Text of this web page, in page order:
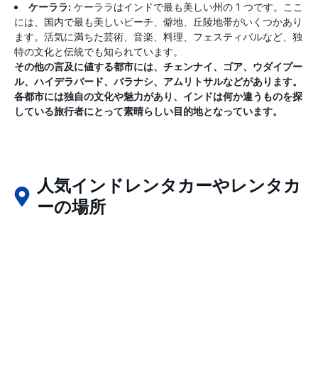
ケーララ: ケーララはインドで最も美しい州の 1 つです。ここ
には、国内で最も美しいビーチ、僻地、丘陵地帯がいくつかあり
ます。活気に満ちた芸術、音楽、料理、フェスティバルなど、独
特の文化と伝統でも知られています。
その他の言及に値する都市には、チェンナイ、ゴア、ウダイプー
ル、ハイデラバード、バラナシ、アムリトサルなどがあります。
各都市には独自の文化や魅力があり、インドは何か違うものを探
している旅行者にとって素晴らしい目的地となっています。
人気インドレンタカーやレンタカ
ーの場所